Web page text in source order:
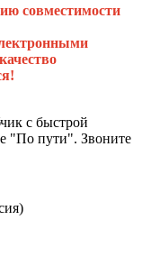
совместимости
с быстрой
"По пути". Звоните